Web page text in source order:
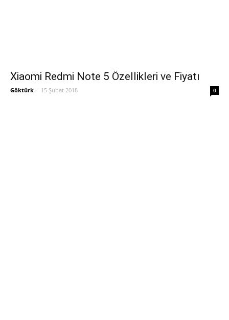
Xiaomi Redmi Note 5 Özellikleri ve Fiyatı
Göktürk - 15 Şubat 2018 0